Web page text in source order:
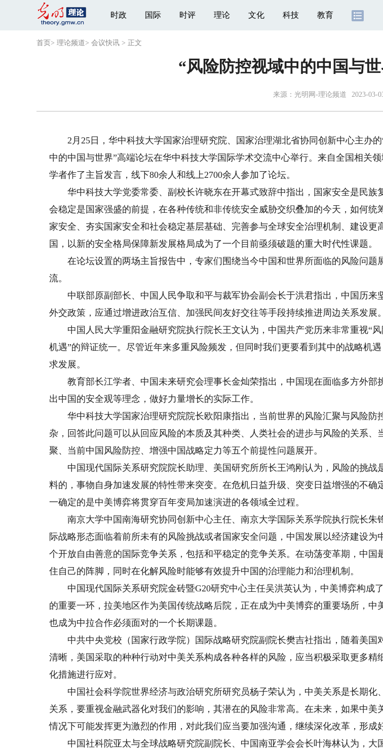
时政 国际 时评 理论 文化 科技 教育
首页 > 理论频道> 会议快讯 > 正文
“风险防控视域中的中国与
来源： 光明网-理论频道 2023-03-
2月25日，华中科技大学国家治理研究院、国家治理湖北省协同创新中心主办的
中的中国与世界”高端论坛在华中科技大学国际学术交流中心举行。来自全国相关
学者作了主旨发言，线下80余人和线上2700余人参加了论坛。
华中科技大学党委常委、副校长许晓东在开幕式致辞中指出，国家安全是民族
会稳定是国家强盛的前提，在各种传统和非传统安全威胁交织叠加的今天，如何统
家安全、夯实国家安全和社会稳定基层基础、完善参与全球安全治理机制、建设更
国，以新的安全格局保障新发展格局成为了一个目前亟须破题的重大时代性课题。
在论坛设置的两场主旨报告中，专家们围绕当今中国和世界所面临的风险问题
流。
中联部原副部长、中国人民争取和平与裁军协会副会长于洪君指出，中国历来
外交政策，应通过增进政治互信、加强民间友好交往等手段持续推进周边关系发展。
中国人民大学重阳金融研究院执行院长王文认为，中国共产党历来非常重视“风
机遇”的辩证统一。尽管近年来多重风险频发，但同时我们更要看到其中的战略机
求发展。
教育部长江学者、中国未来研究会理事长金灿荣指出，中国现在面临多方外部
出中国的安全观等理念，做好力量增长的实际工作。
华中科技大学国家治理研究院院长欧阳康指出，当前世界的风险汇聚与风险防
杂，回答此问题可以从回应风险的本质及其种类、人类社会的进步与风险的关系、
聚、当前中国风险防控、增强中国战略定力等五个前提性问题展开。
中国现代国际关系研究院院长助理、美国研究所所长王鸿刚认为，风险的挑战
料的，事物自身加速发展的特性带来突变。在危机日益升级、突变日益增强的不确
一确定的是中美博弈将贯穿百年变局加速演进的各领域全过程。
南京大学中国南海研究协同创新中心主任、南京大学国际关系学院执行院长朱
际战略形态面临着前所未有的风险挑战或者国家安全问题，中国发展以经济建设为
个开放自由善意的国际竞争关系，包括和平稳定的竞争关系。在动荡变革期，中国
住自己的阵脚，同时在化解风险时能够有效提升中国的治理能力和治理机制。
中国现代国际关系研究院金砖暨G20研究中心主任吴洪英认为，中美博弈构成
的重要一环，拉美地区作为美国传统战略后院，正在成为中美博弈的重要场所，中
也成为中拉合作必须面对的一个长期课题。
中共中央党校（国家行政学院）国际战略研究院副院长樊吉社指出，随着美国
清晰，美国采取的种种行动对中美关系构成各种各样的风险，应当积极采取更多精
化措施进行应对。
中国社会科学院世界经济与政治研究所研究员杨子荣认为，中美关系是长期化
关系，要重视金融武器化对我们的影响，其潜在的风险非常高。在未来，如果中美
情况下可能发挥更为激烈的作用，对此我们应当要加强沟通，继续深化改革，形成
中国社科院亚太与全球战略研究院副院长、中国南亚学会会长叶海林认为，大